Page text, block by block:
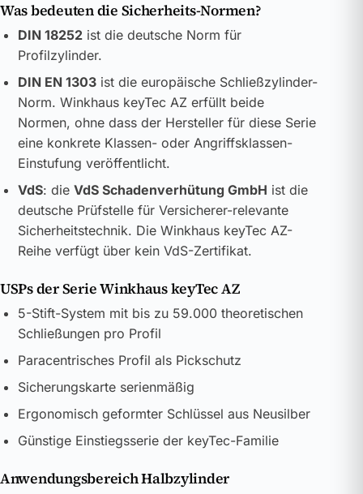
Was bedeuten die Sicherheits-Normen?
DIN 18252ist die deutsche Norm für
Profilzylinder.
DIN EN 1303ist die europäische Schließzylinder-
Norm. Winkhaus keyTec AZ erfüllt beide
Normen, ohne dass der Hersteller für diese Serie
eine konkrete Klassen- oder Angriffsklassen-
Einstufung veröffentlicht.
VdS: die VdS Schadenverhütung GmbH ist die
deutsche Prüfstelle für Versicherer-relevante
Sicherheitstechnik. Die Winkhaus keyTec AZ-
Reihe verfügt über kein VdS-Zertifikat.
USPs der Serie Winkhaus keyTec AZ
5-Stift-System mit bis zu 59.000 theoretischen
Schließungen pro Profil
Paracentrisches Profil als Pickschutz
Sicherungskarte serienmäßig
Ergonomisch geformter Schlüssel aus Neusilber
Günstige Einstiegsserie der keyTec-Familie
Anwendungsbereich Halbzylinder